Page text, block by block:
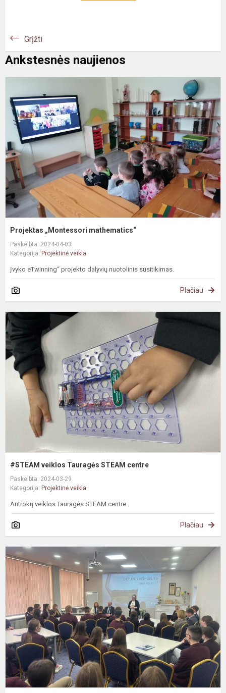
Grįžti
Ankstesnės naujienos
Projektas „Montessori mathematics“
Paskelbta: 2024-04-03
Kategorija: Projektinė veikla
Įvyko eTwinning“ projekto dalyvių nuotolinis susitikimas.
Plačiau
#STEAM veiklos Tauragės STEAM centre
Paskelbta: 2024-03-29
Kategorija: Projektinė veikla
Antrokų veiklos Tauragės STEAM centre.
Plačiau